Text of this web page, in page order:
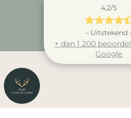
4,2/5

– Uitstekend
+ dan 1 200
Google